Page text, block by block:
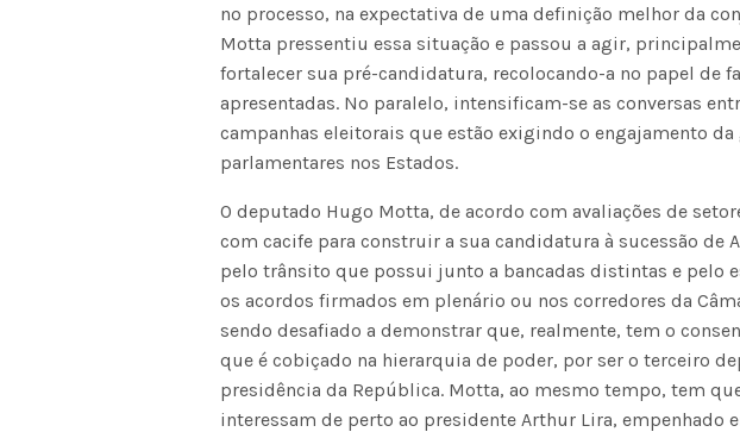
no processo, na expectativa de uma definição melhor da
Motta pressentiu essa situação e passou a agir,
fortalecer sua pré-candidatura, recolocando-a no papel de
apresentadas. No paralelo, intensificam-se as conversas
campanhas eleitorais que estão exigindo o engajamento
parlamentares nos Estados.
O deputado Hugo Motta, de acordo com avaliações de
com cacife para construir a sua candidatura à sucessão de
pelo trânsito que possui junto a bancadas distintas e pelo
os acordos firmados em plenário ou nos corredores da
sendo desafiado a demonstrar que, realmente, tem o
que é cobiçado na hierarquia de poder, por ser o terceiro
presidência da República. Motta, ao mesmo tempo, tem
interessam de perto ao presidente Arthur Lira, empenhado